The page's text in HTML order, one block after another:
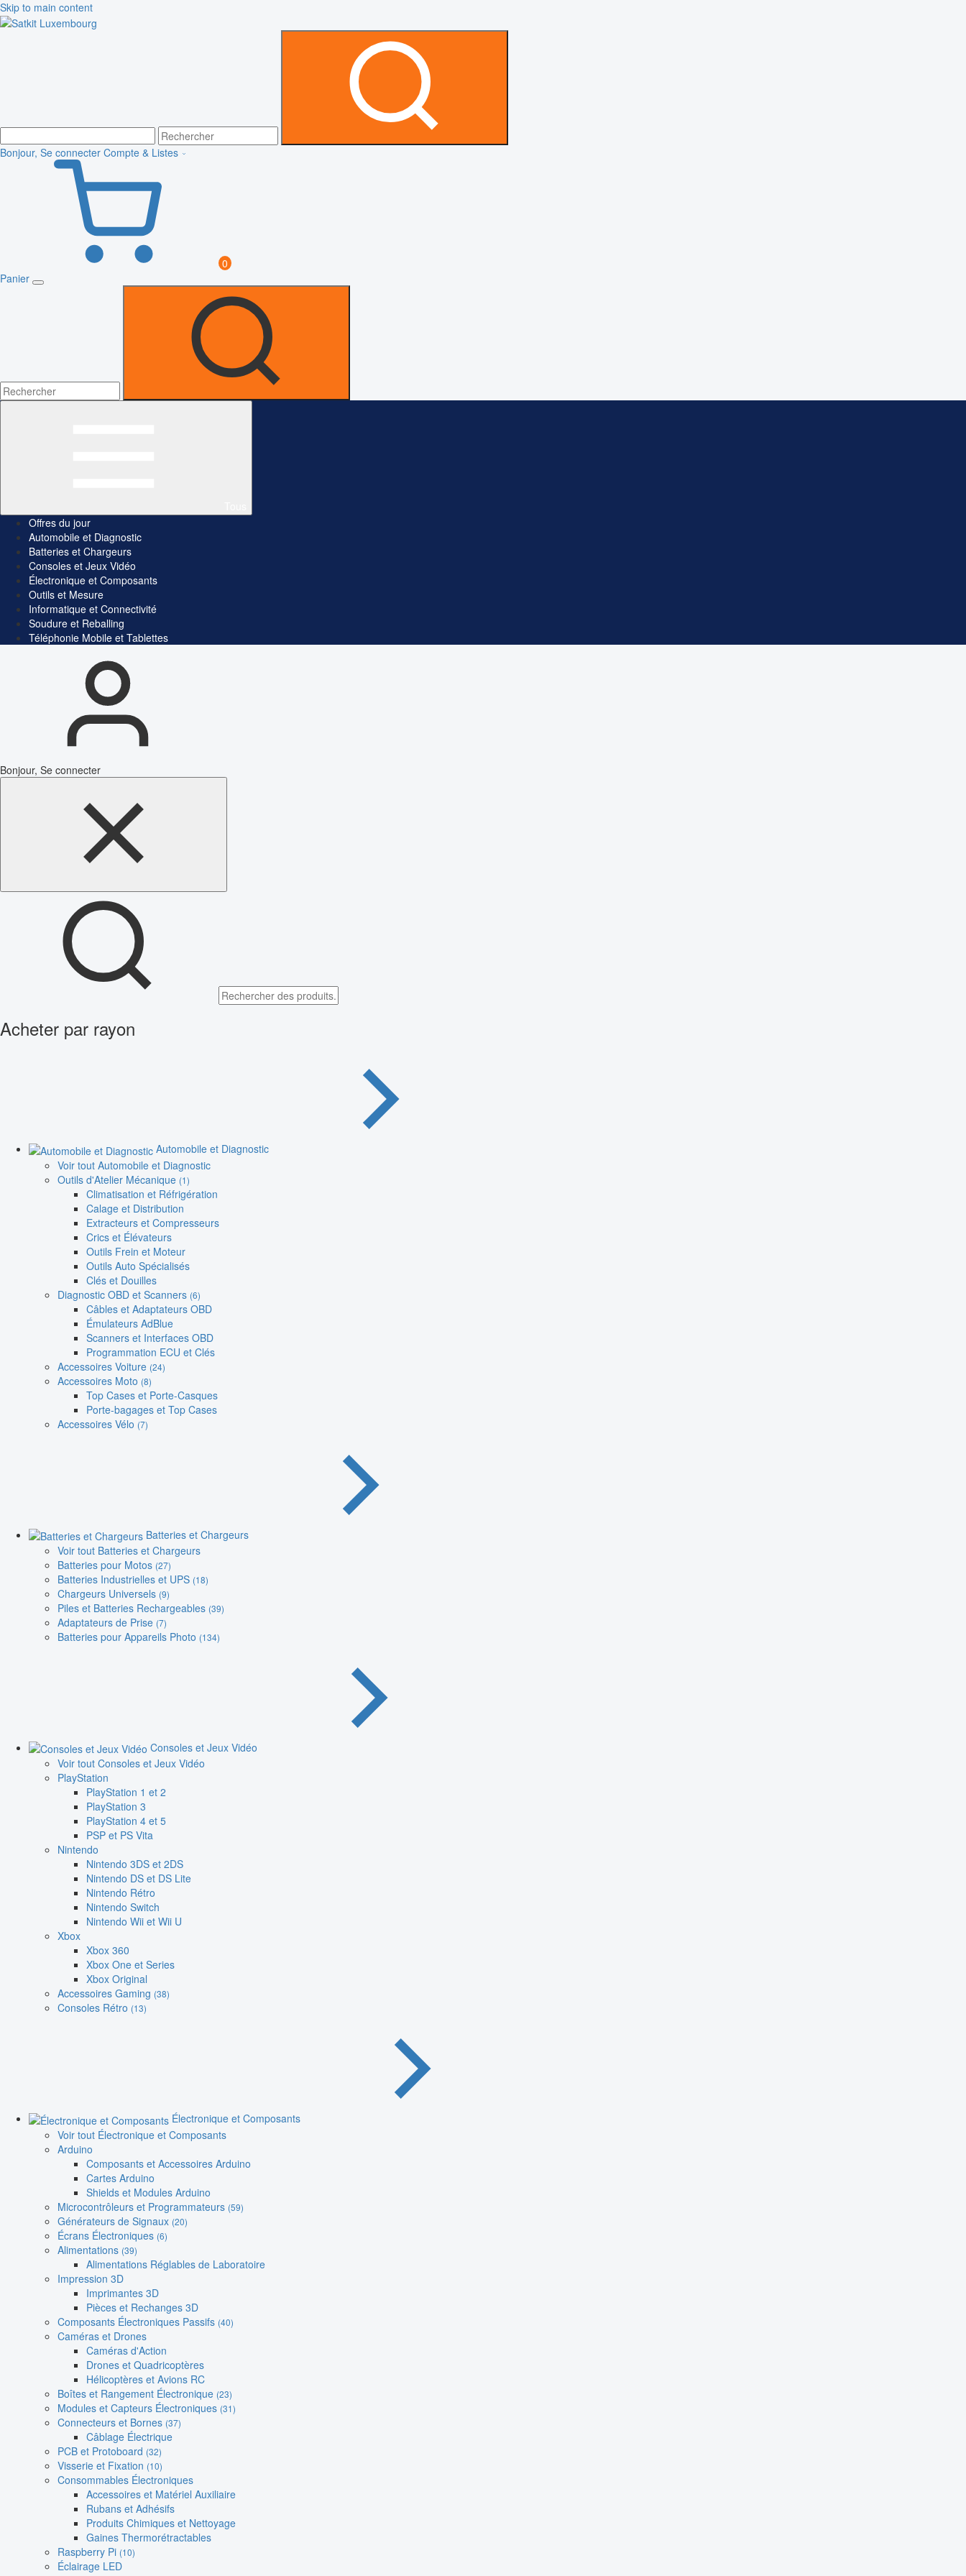
Skip to main content
Bonjour, Se connecter Compte & Listes
0
Panier
Offres du jour
Automobile et Diagnostic
Batteries et Chargeurs
Consoles et Jeux Vidéo
Électronique et Composants
Outils et Mesure
Informatique et Connectivité
Soudure et Reballing
Téléphonie Mobile et Tablettes
Bonjour, Se connecter
Acheter par rayon
Automobile et Diagnostic
Voir tout Automobile et Diagnostic
Outils d'Atelier Mécanique (1)
Climatisation et Réfrigération
Calage et Distribution
Extracteurs et Compresseurs
Crics et Élévateurs
Outils Frein et Moteur
Outils Auto Spécialisés
Clés et Douilles
Diagnostic OBD et Scanners (6)
Câbles et Adaptateurs OBD
Émulateurs AdBlue
Scanners et Interfaces OBD
Programmation ECU et Clés
Accessoires Voiture (24)
Accessoires Moto (8)
Top Cases et Porte-Casques
Porte-bagages et Top Cases
Accessoires Vélo (7)
Batteries et Chargeurs
Voir tout Batteries et Chargeurs
Batteries pour Motos (27)
Batteries Industrielles et UPS (18)
Chargeurs Universels (9)
Piles et Batteries Rechargeables (39)
Adaptateurs de Prise (7)
Batteries pour Appareils Photo (134)
Consoles et Jeux Vidéo
Voir tout Consoles et Jeux Vidéo
PlayStation
PlayStation 1 et 2
PlayStation 3
PlayStation 4 et 5
PSP et PS Vita
Nintendo
Nintendo 3DS et 2DS
Nintendo DS et DS Lite
Nintendo Rétro
Nintendo Switch
Nintendo Wii et Wii U
Xbox
Xbox 360
Xbox One et Series
Xbox Original
Accessoires Gaming (38)
Consoles Rétro (13)
Électronique et Composants
Voir tout Électronique et Composants
Arduino
Composants et Accessoires Arduino
Cartes Arduino
Shields et Modules Arduino
Microcontrôleurs et Programmateurs (59)
Générateurs de Signaux (20)
Écrans Électroniques (6)
Alimentations (39)
Alimentations Réglables de Laboratoire
Impression 3D
Imprimantes 3D
Pièces et Rechanges 3D
Composants Électroniques Passifs (40)
Caméras et Drones
Caméras d'Action
Drones et Quadricoptères
Hélicoptères et Avions RC
Boîtes et Rangement Électronique (23)
Modules et Capteurs Électroniques (31)
Connecteurs et Bornes (37)
Câblage Électrique
PCB et Protoboard (32)
Visserie et Fixation (10)
Consommables Électroniques
Accessoires et Matériel Auxiliaire
Rubans et Adhésifs
Produits Chimiques et Nettoyage
Gaines Thermorétractables
Raspberry Pi (10)
Éclairage LED